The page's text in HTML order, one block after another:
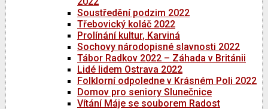
Soustředění podzim 2022
Třebovický koláč 2022
Prolínání kultur, Karviná
Sochovy národopisné slavnosti 2022
Tábor Radkov 2022 – Záhada v Británii
Lidé lidem Ostrava 2022
Folklorní odpoledne v Krásném Poli 2022
Domov pro seniory Slunečnice
Vítání Máje se souborem Radost